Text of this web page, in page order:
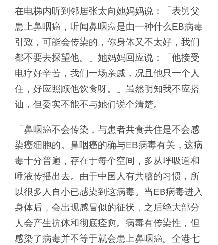
在电梯内听到邻居张太向她妈妈说：「表舅父
患上鼻咽癌，听闻鼻咽癌是由一种什么EB病毒
引致，可能会传染的，你身体又不太好，我们
都不要去探望他。」她妈妈回应说：「他接受
电疗好辛苦，我们一场亲戚，况且他只一个人
住，好应照顾他饮食呀。」虽然明知我不应搭
讪，但委实不能不与她们说个清楚。
「鼻咽癌不会传染，与患者共食共住是不会感
染癌细胞的。鼻咽癌的确与EB病毒有关，这病
毒十分普遍，存在于每个空间，多从呼吸道和
唾液传播出去。由于中国人有共膳的习惯，所
以很多人自小已感染到这病毒。当EB病毒进入
身体后，会出现感冒似的征状，之后绝大部分
人会产生抗体和彻底痊愈。病毒有传染性，但
感染了病毒并不等于就会患上鼻咽癌。全港七